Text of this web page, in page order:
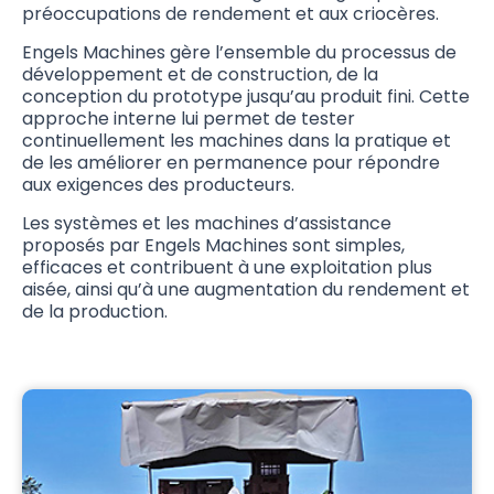
préoccupations de rendement et aux criocères.
Engels Machines gère l’ensemble du processus de
développement et de construction, de la
conception du prototype jusqu’au produit fini. Cette
approche interne lui permet de tester
continuellement les machines dans la pratique et
de les améliorer en permanence pour répondre
aux exigences des producteurs.
Les systèmes et les machines d’assistance
proposés par Engels Machines sont simples,
efficaces et contribuent à une exploitation plus
aisée, ainsi qu’à une augmentation du rendement et
de la production.
La solution optimale pour cultiver